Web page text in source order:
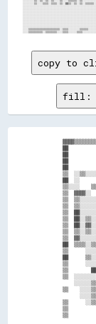
copy to
fill:
██
██
██
██
▒▒
██  ░░
▒▒░░░░
▒▒  ▓▓▓▓░░
▒▒
▒▒
▒▒
▒▒
▒▒
▒▒
▒▒
██
▒▒
██
▒▒
▒▒
▒▒
▒▒
▒▒
▒▒